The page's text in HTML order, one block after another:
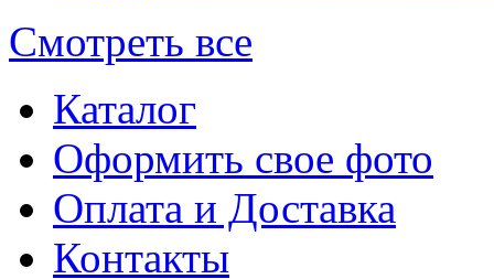
Смотреть все
Каталог
Оформить свое фото
Оплата и Доставка
Контакты